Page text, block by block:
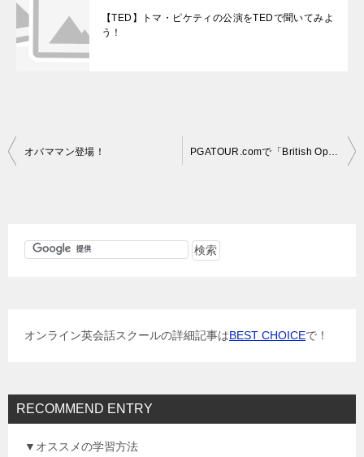
【TED】トマ・ピケティの公演をTEDで聞いてみよ
う！
投
オバママン登場！
オンライン英会話スクールの詳細記事はBEST CHOICEで！
RECOMMEND ENTRY
▼オススメの学習方法